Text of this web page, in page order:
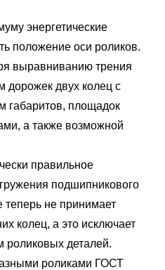
энергетические
положение оси роликов.
выравниванию трения
дорожек двух колец с
габаритов, площадок
а также возможной
правильное
подшипникового
теперь не принимает
колец, а это исключает
роликовых деталей.
роликами ГОСТ